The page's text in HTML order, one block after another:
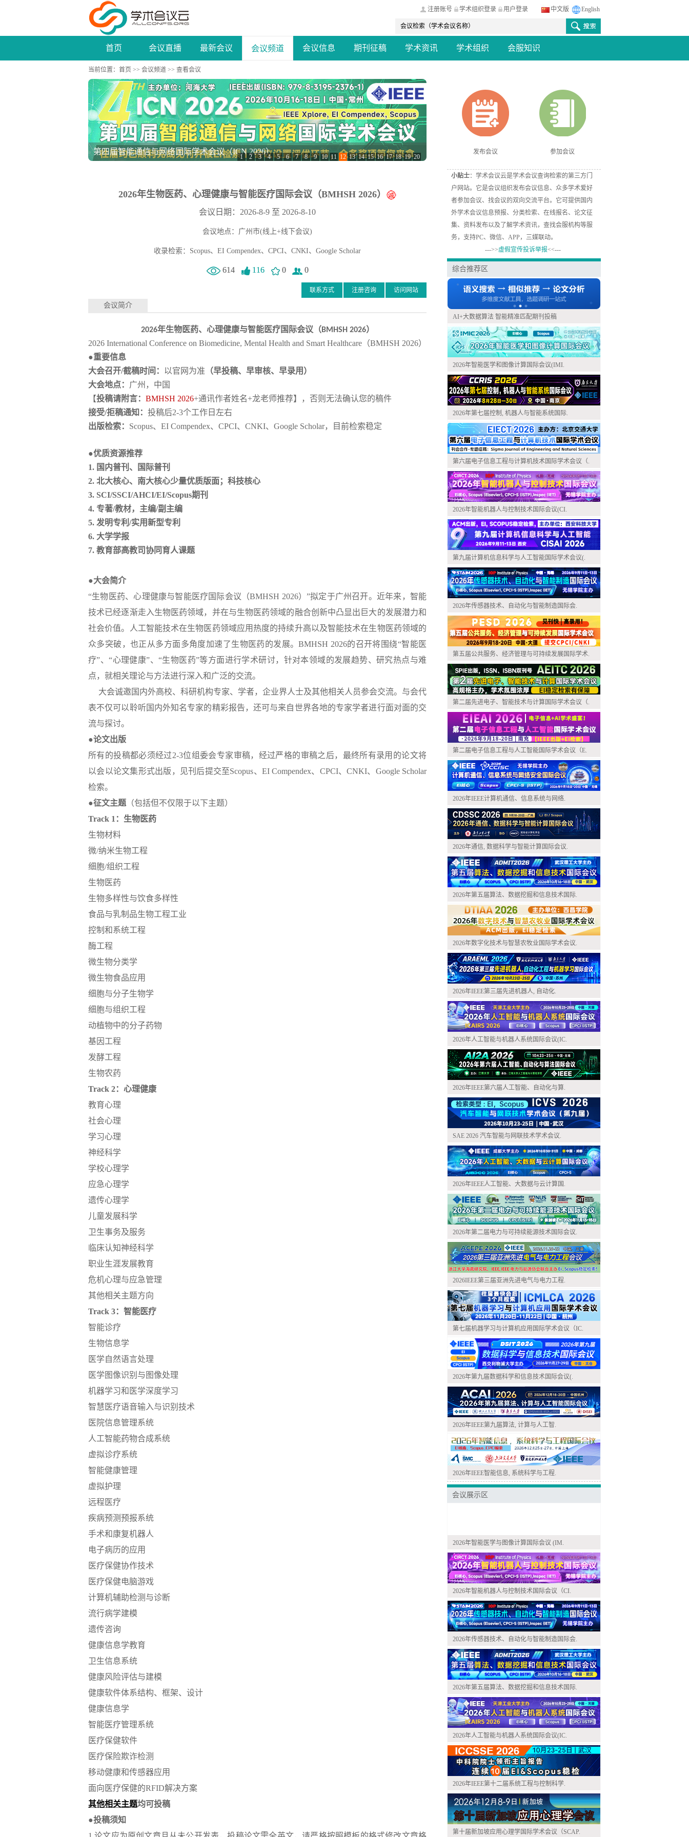
中文版 English
注册账号 学术组织登录 用户登录
首页 会议直播 最新会议 会议频道 会议信息 期刊征稿 学术资讯 学术组织 会服知识
当前位置： 首页 >> 会议频道 >> 查看会议
第四届智能通信与网络国际学术会议（ICN 2026）
1 2 3 4 5 6 7 8 9 10 11 12 13 14 15 16 17 18 19 20
2026年生物医药、心理健康与智能医疗国际会议（BMHSH 2026）
会议日期：2026-8-9 至 2026-8-10
会议地点：广州市(线上+线下会议)
收录检索：Scopus、EI Compendex、CPCI、CNKI、Google Scholar
614 116 0 0
访问网站
注册咨询
联系方式
会议简介
2026年生物医药、心理健康与智能医疗国际会议（BMHSH 2026）
2026 International Conference on Biomedicine, Mental Health and Smart Healthcare（BMHSH 2026）
●重要信息
大会召开/截稿时间： 以官网为准 （早投稿、早审核、早录用）
大会地点： 广州，中国
【投稿请附言： BMHSH 2026+通讯作者姓名+龙老师推荐】，否则无法确认您的稿件
接受/拒稿通知： 投稿后2-3个工作日左右
出版检索： Scopus、EI Compendex、CPCI、CNKI、Google Scholar，目前检索稳定
●优质资源推荐
1. 国内普刊、国际普刊
2. 北大核心、南大核心少量优质版面；科技核心
3. SCI/SSCI/AHCI/EI/Scopus期刊
4. 专著/教材，主编/副主编
5. 发明专利 /实用新型专利
6. 大学学报
7. 教育部高教司协同育人课题
●大会简介
“生物医药、心理健康与智能医疗国际会议（BMHSH 2026）”拟定于广州召开。近年来，智能
技术已经逐渐走入生物医药领域，并在与生物医药领域的融合创新中凸显出巨大的发展潜力和
社会价值。人工智能技术在生物医药领域应用热度的持续升高以及智能技术在生物医药领域的
众多突破，也正从多方面多角度加速了生物医药的发展。BMHSH 2026的召开将围绕“智能医
疗”、“心理健康”、“生物医药”等方面进行学术研讨，针对本领域的发展趋势、研究热点与难
点，就相关理论与方法进行深入和广泛的交流。
大会诚邀国内外高校、科研机构专家、学者，企业界人士及其他相关人员参会交流。与会代
表不仅可以聆听国内外知名专家的精彩报告，还可与来自世界各地的专家学者进行面对面的交
流与探讨。
●论文出版
所有的投稿都必须经过2-3位组委会专家审稿，经过严格的审稿之后，最终所有录用的论文将
以会以论文集形式出版，见刊后提交至Scopus、EI Compendex、CPCI、CNKI、Google Scholar
检索。
●征文主题 （包括但不仅限于以下主题）
Track 1：生物医药
生物材料
微/纳米生物工程
细胞/组织工程
生物医药
生物多样性与饮食多样性
食品与乳制品生物工程工业
控制和系统工程
酶工程
微生物分类学
微生物食品应用
细胞与分子生物学
细胞与组织工程
动植物中的分子药物
基因工程
发酵工程
生物农药
Track 2：心理健康
教育心理
社会心理
学习心理
神经科学
学校心理学
应急心理学
遗传心理学
儿童发展科学
卫生事务及服务
临床认知神经科学
职业生涯发展教育
危机心理与应急管理
其他相关主题方向
Track 3：智能医疗
智能诊疗
生物信息学
医学自然语言处理
医学图像识别与图像处理
机器学习和医学深度学习
智慧医疗语音输入与识别技术
医院信息管理系统
人工智能药物合成系统
虚拟诊疗系统
智能健康管理
虚拟护理
远程医疗
疾病预测预报系统
手术和康复机器人
电子病历的应用
医疗保健协作技术
医疗保健电脑游戏
计算机辅助检测与诊断
流行病学建模
遗传咨询
健康信息学教育
卫生信息系统
健康风险评估与建模
健康软件体系结构、框架、设计
健康信息学
智能医疗管理系统
医疗保健软件
医疗保险欺诈检测
移动健康和传感器应用
面向医疗保健的RFID解决方案
其他相关主题均可投稿
●投稿须知
发布会议 参加会议
小贴士：学术会议云是学术会议查询检索的第三方门
户网站。它是会议组织发布会议信息、众多学术爱好
者参加会议、找会议的双向交流平台。它可提供国内
外学术会议信息预报、分类检索、在线报名、论文征
集、资料发布以及了解学术资讯，查找会服机构等服
务，支持PC、微信、APP，三媒联动。
--->>虚假宣传投诉举报<<---
综合推荐区
AI+大数据算法 智能精准匹配期刊投稿
2026年智能医学和图像计算国际会议(IMI.
2026年第七届控制, 机器人与智能系统国际.
第六届电子信息工程与计算机技术国际学术会议（.
2026年智能机器人与控制技术国际会议(CI.
第九届计算机信息科学与人工智能国际学术会议(.
2026年传感器技术、自动化与智能制造国际会.
第五届公共服务、经济管理与可持续发展国际学术.
第二届先进电子、智能技术与计算国际学术会议（.
第二届电子信息工程与人工智能国际学术会议（E.
2026年IEEE计算机通信、信息系统与网络.
2026年通信, 数据科学与智能计算国际会议.
2026年第五届算法、数据挖掘和信息技术国际.
2026年数字化技术与智慧农牧业国际学术会议.
2026年IEEE第三届先进机器人, 自动化.
2026年人工智能与机器人系统国际会议(IC.
2026年IEEE第六届人工智能、自动化与算.
SAE 2026 汽车智能与网联技术学术会议.
2026年IEEE人工智能、大数据与云计算国.
2026年第二届电力与可持续能源技术国际会议.
2026IEEE第三届亚洲先进电气与电力工程.
第七届机器学习与计算机应用国际学术会议（IC.
2026年第九届数据科学和信息技术国际会议(.
2026年IEEE第九届算法, 计算与人工智.
2026年IEEE智能信息, 系统科学与工程.
会议展示区
2026年智能医学与图像计算国际会议 (IM.
2026年智能机器人与控制技术国际会议（CI.
2026年传感器技术、自动化与智能制造国际会.
2026年第五届算法、数据挖掘和信息技术国际.
2026年人工智能与机器人系统国际会议(IC.
2026年IEEE第十二届系统工程与控制科学.
第十届新加坡应用心理学国际学术会议（SCAP.